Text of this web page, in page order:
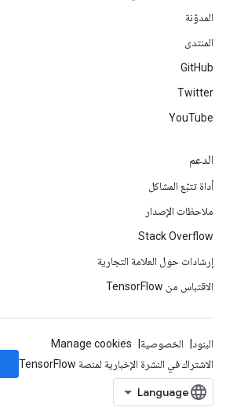
المدوّنة
المنتدى
GitHub
Twitter
YouTube
الدعم
أداة تتبّع المشاكل
ملاحظات الإصدار
Stack Overflow
إرشادات حول العلامة التجارية
الاقتباس من TensorFlow
البنود الخصوصية
Manage cookies
الاشتراك في النشرة الإخبارية لمنصة TensorFlow